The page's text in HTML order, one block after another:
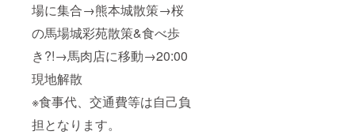
場に集合→熊本城散策→桜
の馬場城彩苑散策&食べ歩
き?!→馬肉店に移動→20:00
現地解散
※食事代、交通費等は自己負
担となります。